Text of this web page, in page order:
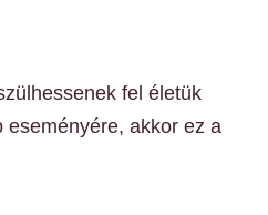
fel életük
eseményére, akkor ez a